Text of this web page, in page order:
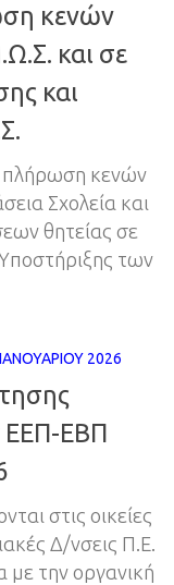
κενών
και σε
και
πλήρωση κενών
Σχολεία και
θητείας σε
των
2026
ΕΕΠ-ΕΒΠ
στις οικείες
Δ/νσεις Π.Ε.
με την οργανική